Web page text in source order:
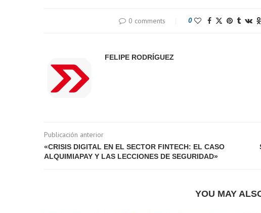
0 comments 0
FELIPE RODRÍGUEZ
Publicación anterior
«CRISIS DIGITAL EN EL SECTOR FINTECH: EL CASO
ALQUIMIAPAY Y LAS LECCIONES DE SEGURIDAD»
YOU MAY